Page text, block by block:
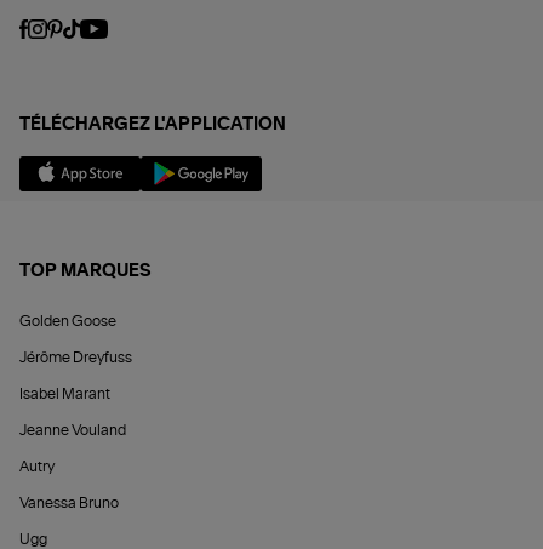
TÉLÉCHARGEZ L'APPLICATION
TOP MARQUES
Golden Goose
Jérôme Dreyfuss
Isabel Marant
Jeanne Vouland
Autry
Vanessa Bruno
Ugg